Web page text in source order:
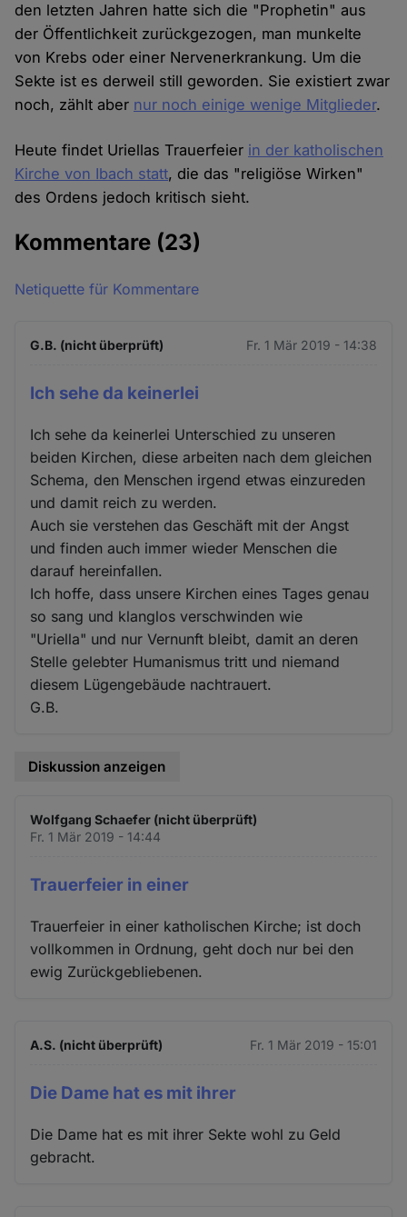
den letzten Jahren hatte sich die "Prophetin" aus
der Öffentlichkeit zurückgezogen, man munkelte
von Krebs oder einer Nervenerkrankung. Um die
Sekte ist es derweil still geworden. Sie existiert zwar
noch, zählt aber nur noch einige wenige Mitglieder.
Heute findet Uriellas Trauerfeier in der katholischen
Kirche von Ibach statt, die das "religiöse Wirken"
des Ordens jedoch kritisch sieht.
Kommentare (23)
Netiquette für Kommentare
G.B. (nicht überprüft) Fr. 1 Mär 2019 - 14:38
Ich sehe da keinerlei
Ich sehe da keinerlei Unterschied zu unseren
beiden Kirchen, diese arbeiten nach dem gleichen
Schema, den Menschen irgend etwas einzureden
und damit reich zu werden.
Auch sie verstehen das Geschäft mit der Angst
und finden auch immer wieder Menschen die
darauf hereinfallen.
Ich hoffe, dass unsere Kirchen eines Tages genau
so sang und klanglos verschwinden wie
"Uriella" und nur Vernunft bleibt, damit an deren
Stelle gelebter Humanismus tritt und niemand
diesem Lügengebäude nachtrauert.
G.B.
Diskussion anzeigen
Wolfgang Schaefer (nicht überprüft)
Fr. 1 Mär 2019 - 14:44
Trauerfeier in einer
Trauerfeier in einer katholischen Kirche; ist doch
vollkommen in Ordnung, geht doch nur bei den
ewig Zurückgebliebenen.
A.S. (nicht überprüft) Fr. 1 Mär 2019 - 15:01
Die Dame hat es mit ihrer
Die Dame hat es mit ihrer Sekte wohl zu Geld
gebracht.